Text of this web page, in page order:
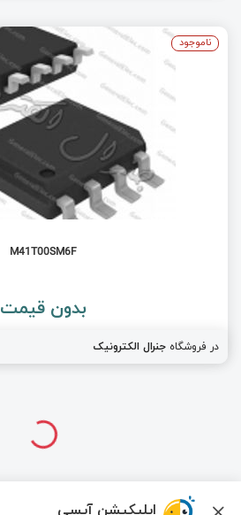
M41T00SM6F
بدون قیمت
در فروشگاه جنرال الکترونیک
ناموجود
اپلیکیشن آیسی